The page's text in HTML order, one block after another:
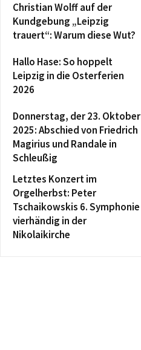
Christian Wolff auf der
Kundgebung „Leipzig
trauert“: Warum diese Wut?
Hallo Hase: So hoppelt
Leipzig in die Osterferien
2026
Donnerstag, der 23. Oktober
2025: Abschied von Friedrich
Magirius und Randale in
Schleußig
Letztes Konzert im
Orgelherbst: Peter
Tschaikowskis 6. Symphonie
vierhändig in der
Nikolaikirche